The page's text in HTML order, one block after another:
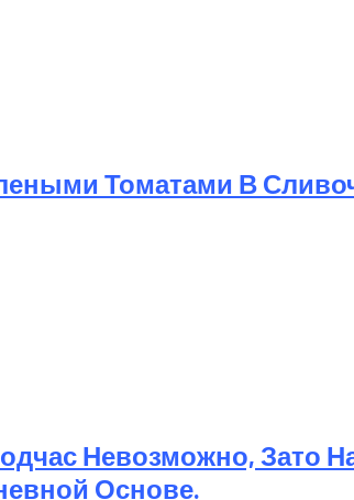
Томатами В
Невозможно, Зато
Основе.